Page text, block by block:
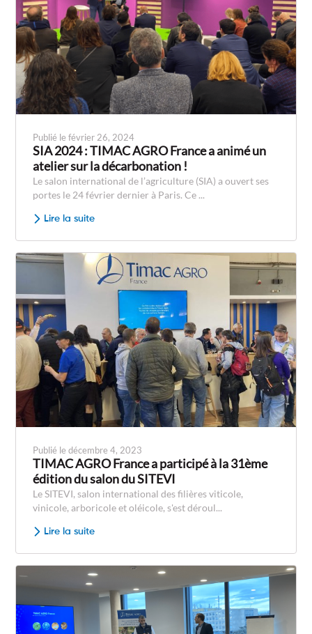
Publié le février 26, 2024
SIA 2024 : TIMAC AGRO France a animé un
atelier sur la décarbonation !
Le salon international de l’agriculture (SIA) a ouvert ses
portes le 24 février dernier à Paris. Ce ...
Lire la suite
Publié le décembre 4, 2023
TIMAC AGRO France a participé à la 31ème
édition du salon du SITEVI
Le SITEVI, salon international des filières viticole,
vinicole, arboricole et oléicole, s'est déroul...
Lire la suite